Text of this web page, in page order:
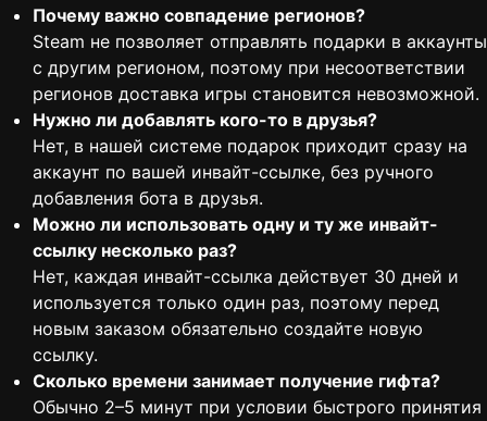
Почему важно совпадение регионов?
Steam не позволяет отправлять подарки в аккаунты
с другим регионом, поэтому при несоответствии
регионов доставка игры становится невозможной.
Нужно ли добавлять кого-то в друзья?
Нет, в нашей системе подарок приходит сразу на
аккаунт по вашей инвайт-ссылке, без ручного
добавления бота в друзья.
Можно ли использовать одну и ту же инвайт-
ссылку несколько раз?
Нет, каждая инвайт-ссылка действует 30 дней и
используется только один раз, поэтому перед
новым заказом обязательно создайте новую
ссылку.
Сколько времени занимает получение гифта?
Обычно 2–5 минут при условии быстрого принятия